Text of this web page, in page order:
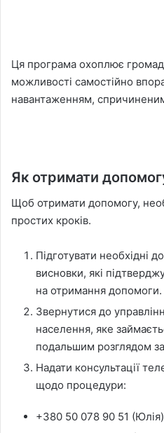
Ця програма охоплює
можливості самостійно
навантаженням,
Як отримати
Щоб отримати допомогу,
простих кроків.
Підготувати необхідні
висновки, які
на отримання допомоги.
Звернутися до
населення, яке
подальшим розглядом
Надати консультації
щодо процедури:
+380 50 078 90 51 (Юлія)